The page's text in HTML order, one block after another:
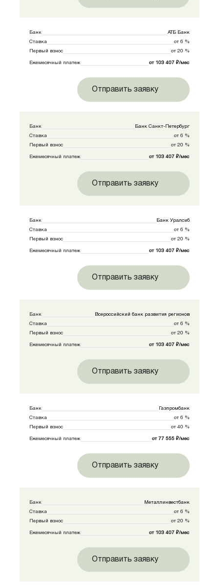
Банк АТБ Банк
Ставка от 6 %
Первый взнос от 20 %
Ежемесячный платеж от 103 407 ₽/мес
Отправить заявку
Банк Банк Санкт-Петербург
Ставка от 6 %
Первый взнос от 20 %
Ежемесячный платеж от 103 407 ₽/мес
Отправить заявку
Банк Банк Уралсиб
Ставка от 6 %
Первый взнос от 20 %
Ежемесячный платеж от 103 407 ₽/мес
Отправить заявку
Банк Всероссийский банк развития регионов
Ставка от 6 %
Первый взнос от 20 %
Ежемесячный платеж от 103 407 ₽/мес
Отправить заявку
Банк Газпромбанк
Ставка от 6 %
Первый взнос от 40 %
Ежемесячный платеж от 77 555 ₽/мес
Отправить заявку
Банк Металлинвестбанк
Ставка от 6 %
Первый взнос от 20 %
Ежемесячный платеж от 103 407 ₽/мес
Отправить заявку